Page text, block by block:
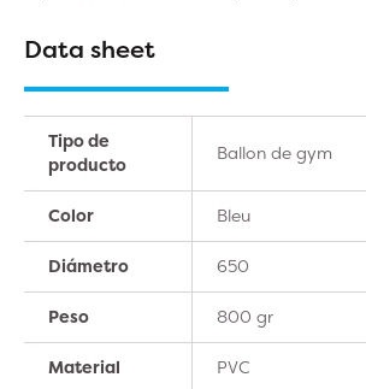
Data sheet
Tipo de
producto
Ballon de gym
Color Bleu
Diámetro 650
Peso 800 gr
Material PVC